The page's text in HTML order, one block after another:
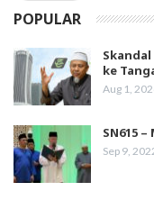
POPULAR
ke
Aug 1,
SN615
Sep 9,